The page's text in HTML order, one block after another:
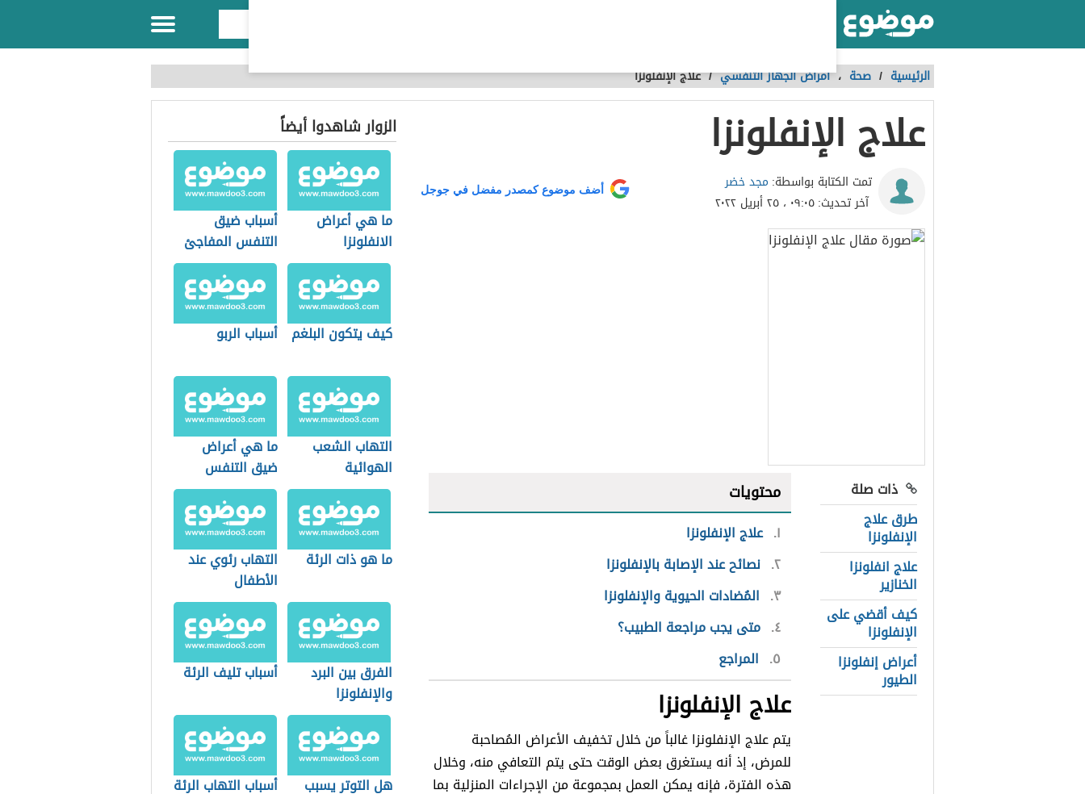
الرئيسية / صحة ،أمراض الجهاز التنفسي /علاج الإنفلونزا
علاج الإنفلونزا
تمت الكتابة بواسطة: مجد خضر
آخر تحديث:٠٩:٠٥ ، ٢٥ أبريل ٢٠٢٢
أضف موضوع كمصدر مفضل في جوجل
ذات صلة
طرق علاج
الإنفلونزا
علاج انفلونزا
الخنازير
كيف أقضي على
الإنفلونزا
أعراض إنفلونزا
الطيور
محتويات
١ علاج الإنفلونزا
٢ نصائح عند الإصابة بالإنفلونزا
٣ المُضادات الحيوية والإنفلونزا
٤ متى يجب مراجعة الطبيب؟
٥ المراجع
علاج الإنفلونزا
يتم علاج الإنفلونزا غالباً من خلال تخفيف الأعراض المُصاحبة
للمرض، إذ أنه يستغرق بعض الوقت حتى يتم التعافي منه، وخلال
هذه الفترة، فإنه يمكن العمل بمجموعة من الإجراءات المنزلية بما
الزوار شاهدوا أيضاً
ما هي أعراض
الانفلونزا
أسباب ضيق
التنفس المفاجئ
كيف يتكون البلغم أسباب الربو
التهاب الشعب
الهوائية
ما هي أعراض
ضيق التنفس
ما هو ذات الرئة
التهاب رئوي عند
الأطفال
الفرق بين البرد
والإنفلونزا
أسباب تليف الرئة
هل التوتر يسبب
أسباب التهاب الرئة